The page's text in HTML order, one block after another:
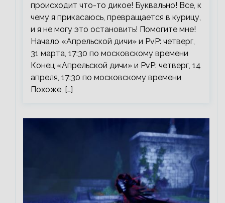
происходит что-то дикое! Буквально! Все, к
чему я прикасаюсь, превращается в курицу,
и я не могу это остановить! Помогите мне!
Начало «Апрельской дичи» и PvP: четверг,
31 марта, 17:30 по московскому времени
Конец «Апрельской дичи» и PvP: четверг, 14
апреля, 17:30 по московскому времени
Похоже, […]